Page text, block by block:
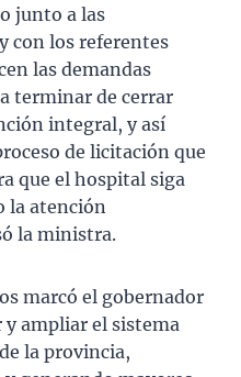
junto a las
con los referentes
las demandas
terminar de cerrar
integral, y así
de licitación que
que el hospital siga
la atención
la ministra.
marcó el gobernador
ampliar el sistema
la provincia,